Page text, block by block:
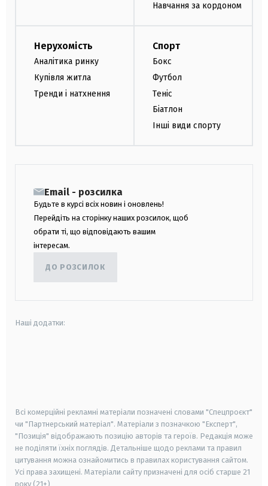
Навчання за кордоном
Нерухомість
Аналітика ринку
Купівля житла
Тренди і натхнення
Спорт
Бокс
Футбол
Теніс
Біатлон
Інші види спорту
Email - розсилка
Будьте в курсі всіх новин і оновлень!
Перейдіть на сторінку наших розсилок, щоб
обрати ті, що відповідають вашим
інтересам.
ДО РОЗСИЛОК
Наші додатки:
Всі комерційні рекламні матеріали позначені словами "Спецпроєкт"
чи "Партнерський матеріал". Матеріали з позначкою "Експерт",
"Позиція" відображають позицію авторів та героїв. Редакція може
не поділяти їхніх поглядів. Детальніше щодо реклами та правил
цитування можна ознайомитись в правилах користування сайтом.
Усі права захищені. Матеріали сайту призначені для осіб старше 21
року (21+)